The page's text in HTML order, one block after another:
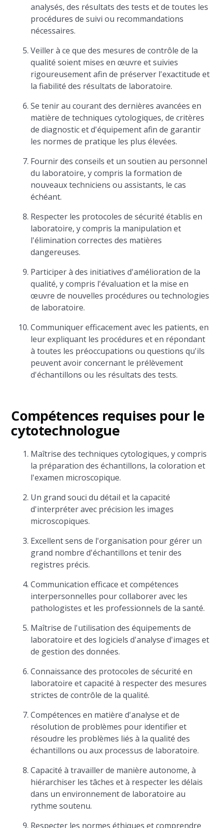
analysés, des résultats des tests et de toutes les
procédures de suivi ou recommandations
nécessaires.
Veiller à ce que des mesures de contrôle de la
qualité soient mises en œuvre et suivies
rigoureusement afin de préserver l'exactitude et
la fiabilité des résultats de laboratoire.
Se tenir au courant des dernières avancées en
matière de techniques cytologiques, de critères
de diagnostic et d'équipement afin de garantir
les normes de pratique les plus élevées.
Fournir des conseils et un soutien au personnel
du laboratoire, y compris la formation de
nouveaux techniciens ou assistants, le cas
échéant.
Respecter les protocoles de sécurité établis en
laboratoire, y compris la manipulation et
l'élimination correctes des matières
dangereuses.
Participer à des initiatives d'amélioration de la
qualité, y compris l'évaluation et la mise en
œuvre de nouvelles procédures ou technologies
de laboratoire.
Communiquer efficacement avec les patients, en
leur expliquant les procédures et en répondant
à toutes les préoccupations ou questions qu'ils
peuvent avoir concernant le prélèvement
d'échantillons ou les résultats des tests.
Compétences requises pour le
cytotechnologue
Maîtrise des techniques cytologiques, y compris
la préparation des échantillons, la coloration et
l'examen microscopique.
Un grand souci du détail et la capacité
d'interpréter avec précision les images
microscopiques.
Excellent sens de l'organisation pour gérer un
grand nombre d'échantillons et tenir des
registres précis.
Communication efficace et compétences
interpersonnelles pour collaborer avec les
pathologistes et les professionnels de la santé.
Maîtrise de l'utilisation des équipements de
laboratoire et des logiciels d'analyse d'images et
de gestion des données.
Connaissance des protocoles de sécurité en
laboratoire et capacité à respecter des mesures
strictes de contrôle de la qualité.
Compétences en matière d'analyse et de
résolution de problèmes pour identifier et
résoudre les problèmes liés à la qualité des
échantillons ou aux processus de laboratoire.
Capacité à travailler de manière autonome, à
hiérarchiser les tâches et à respecter les délais
dans un environnement de laboratoire au
rythme soutenu.
Respecter les normes éthiques et comprendre